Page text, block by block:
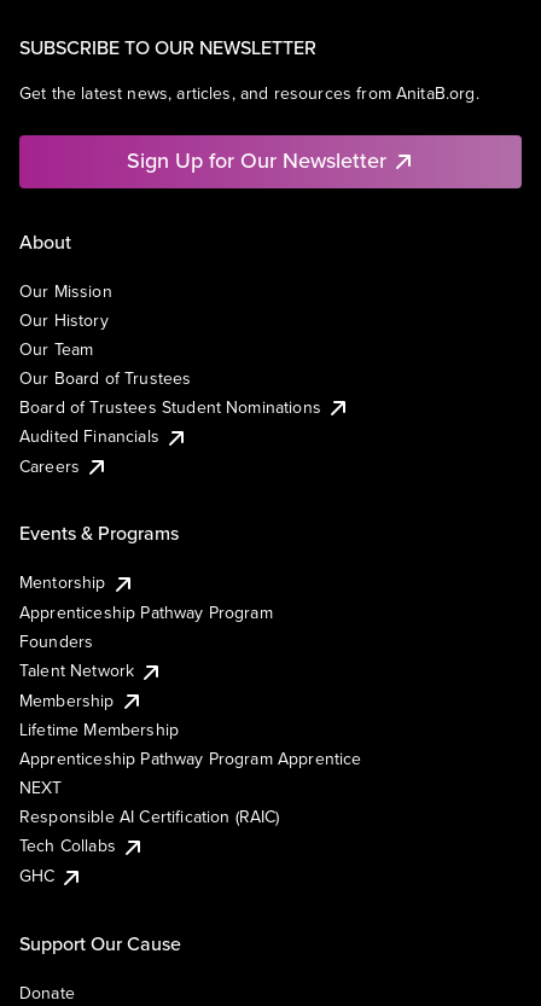
SUBSCRIBE TO OUR NEWSLETTER
Get the latest news, articles, and resources from AnitaB.org.
Sign Up for Our Newsletter
About
Our Mission
Our History
Our Team
Our Board of Trustees
Board of Trustees Student Nominations
Audited Financials
Careers
Events & Programs
Mentorship
Apprenticeship Pathway Program
Founders
Talent Network
Membership
Lifetime Membership
Apprenticeship Pathway Program Apprentice
NEXT
Responsible AI Certification (RAIC)
Tech Collabs
GHC
Support Our Cause
Donate